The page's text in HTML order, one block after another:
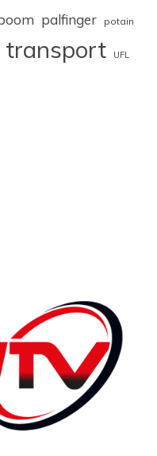
palfinger potain
transport UFL